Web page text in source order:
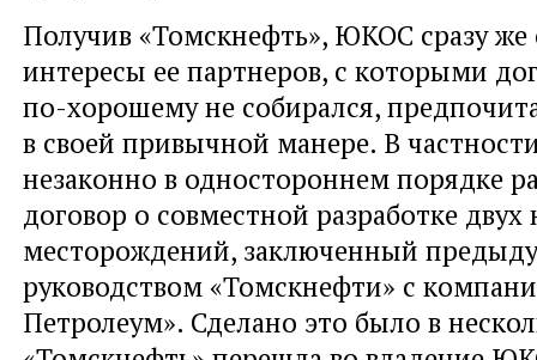
Получив «Томскнефть», ЮКОС сразу же
интересы ее партнеров, с которыми
по-хорошему не собирался,
в своей привычной манере. В
незаконно в одностороннем порядке
договор о совместной разработке
месторождений, заключенный
руководством «Томскнефти» с
Петролеум». Сделано это было в